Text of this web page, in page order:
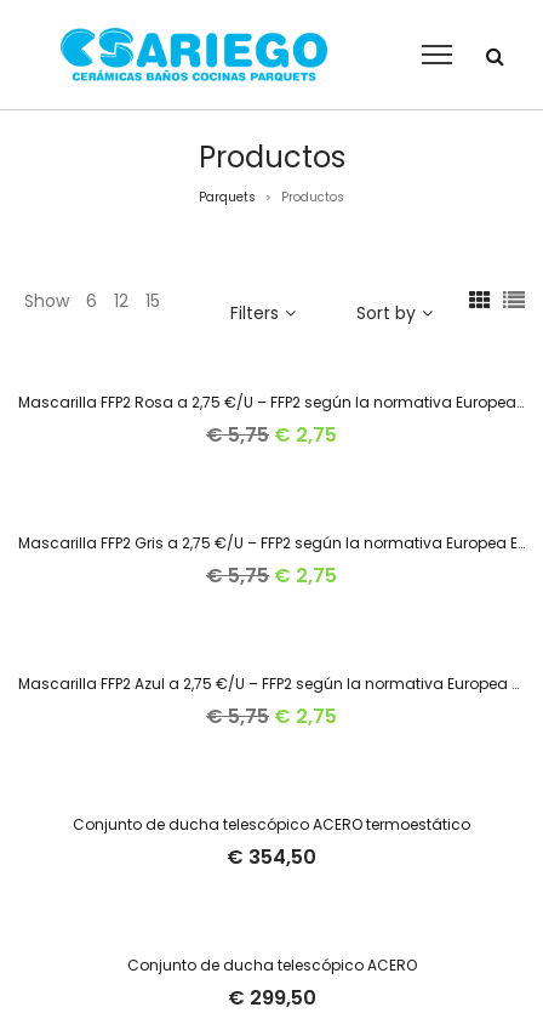
Productos
Parquets > Productos
Show 6 12 15 Filters Sort by
Mascarilla FFP2 Rosa a 2,75 €/U – FFP2 según la normativa Europea EN 149:2001
€5,75 € 2,75
Mascarilla FFP2 Gris a 2,75 €/U – FFP2 según la normativa Europea EN 149:2001
€5,75 € 2,75
Mascarilla FFP2 Azul a 2,75 €/U – FFP2 según la normativa Europea EN 149:2001
€5,75 € 2,75
Conjunto de ducha telescópico ACERO termoestático
€ 354,50
Conjunto de ducha telescópico ACERO
€ 299,50